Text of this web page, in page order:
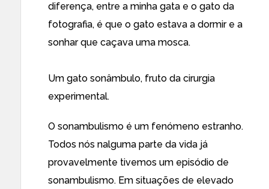
diferença, entre a minha gata e o gato da
fotografia, é que o gato estava a dormir e a
sonhar que caçava uma mosca.
Um gato sonâmbulo, fruto da cirurgia
experimental.
O sonambulismo é um fenómeno estranho.
Todos nós nalguma parte da vida já
provavelmente tivemos um episódio de
sonambulismo. Em situações de elevado